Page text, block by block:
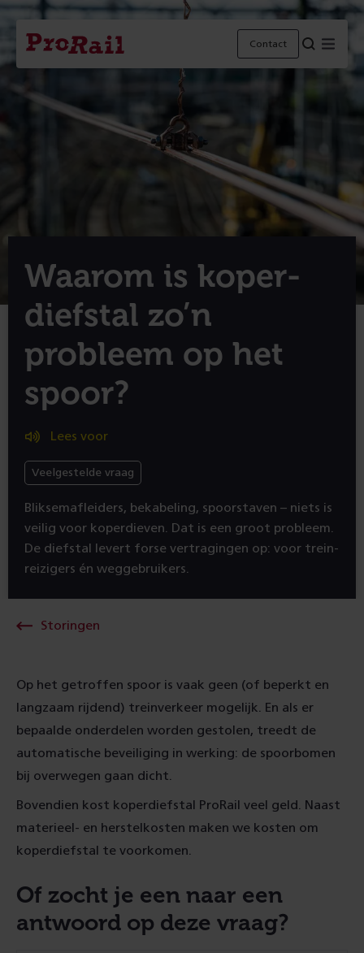
Navigatie
Homepage
ProRail
Contact
Waarom is koper­
diefstal zo’n
probleem op het
spoor?
Lees voor
Veelgestelde vraag
Bliksem­afleiders, bekabeling, spoor­staven – niets is
veilig voor koper­dieven. Dat is een groot probleem.
De diefstal levert forse vertragingen op: voor trein­
reizigers én weg­gebruikers.
Storingen
Op het getroffen spoor is vaak geen (of beperkt en
langzaam rijdend) trein­verkeer mogelijk. En als er
bepaalde onderdelen worden gestolen, treedt de
auto­matische beveiliging in werking: de spoor­bomen
bij over­wegen gaan dicht.
Bovendien kost koper­diefstal ProRail veel geld. Naast
materieel- en herstelkosten maken we kosten om
koper­diefstal te voorkomen.
Of zocht je een naar een
antwoord op deze vraag?